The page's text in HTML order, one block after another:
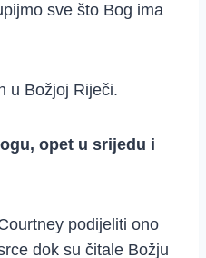
sve što Bog ima
u Božjoj Riječi.
opet u srijedu i
podijeliti ono
dok su čitale Božju